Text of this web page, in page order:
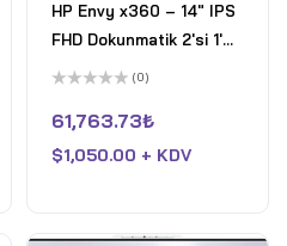
HP Envy x360 – 14" IPS
FHD Dokunmatik 2'si 1'
arada - Intel Core 5
Graphics - 8GB DDR4
RAM 3200MHz - 512GB
üzerinden
0
aldı
(0)
61,763.73₺
$1,050.00 + KDV